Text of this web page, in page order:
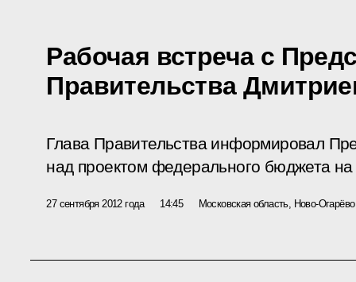
Рабочая встреча с
Правительства
Глава Правительства информировал
над проектом федерального бюджета
27 сентября 2012 года 14:45 Московская область, Ново-Огарёво